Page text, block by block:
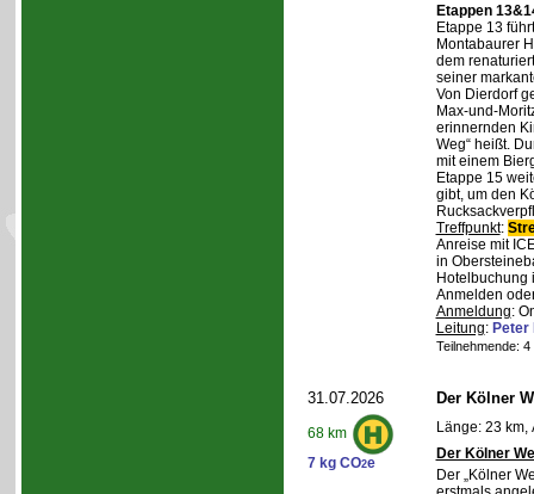
Etappen
Etappe 13
Montabaurer
dem
seiner
Von Dierdorf
Max-und-
erinnernden
Weg“ heißt.
mit einem
Etappe 15
gibt, um den
Treffpunkt:
Anreise mit
in
Hotelbuchung
Anmelden
Anmeldung:
Leitung: Peter
Teilnehmende:
31.07.2026
68 km
7 kg CO2e
Der Kölner
Länge: 23 km,
Der Kölner
Der „Kölner